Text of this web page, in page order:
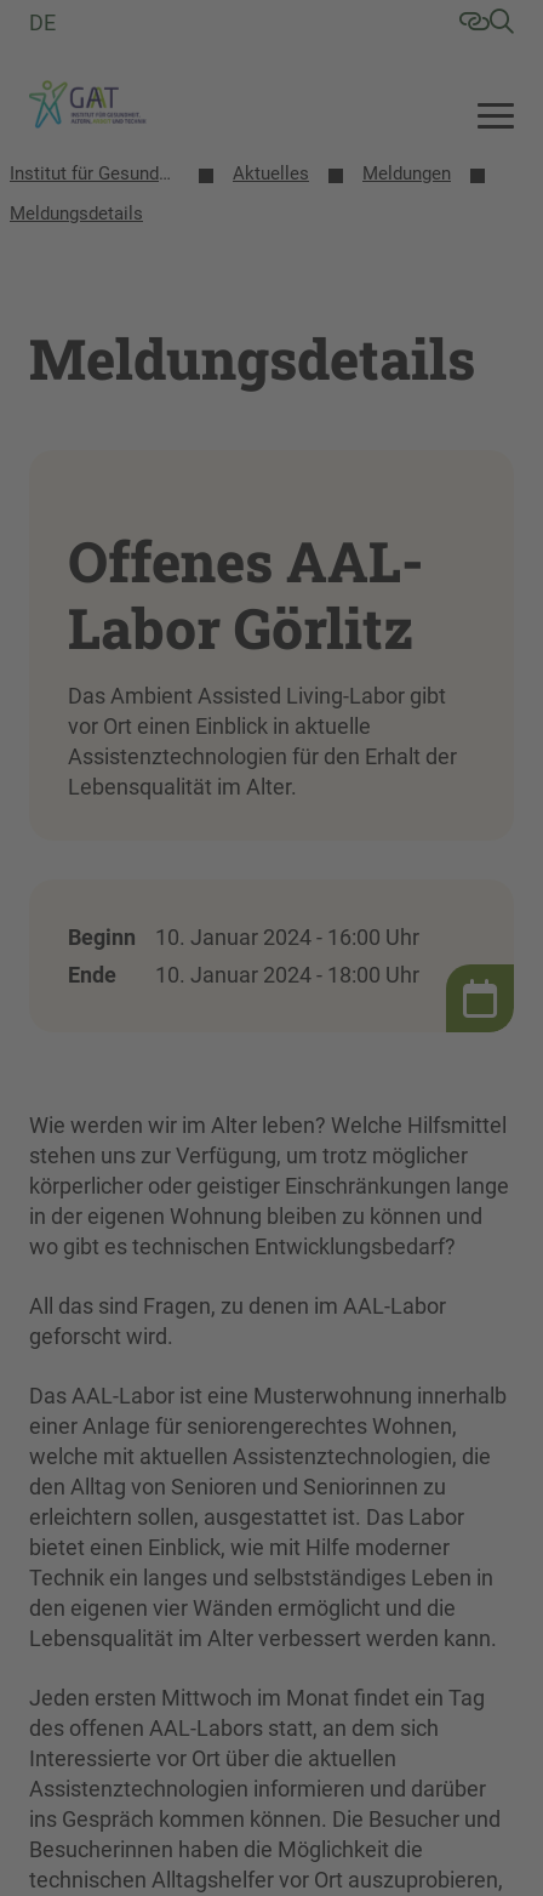
DE
Institut für Gesundheit, Altern, Arbeit und Technik (GAT) Aktuelles
Meldungen
Meldungsdetails
Meldungsdetails
Offenes AAL-
Labor Görlitz
Das Ambient Assisted Living-Labor gibt
vor Ort einen Einblick in aktuelle
Assistenztechnologien für den Erhalt der
Lebensqualität im Alter.
Beginn
10. Januar 2024 - 16:00 Uhr
Ende
10. Januar 2024 - 18:00 Uhr
Wie werden wir im Alter leben? Welche Hilfsmittel
stehen uns zur Verfügung, um trotz möglicher
körperlicher oder geistiger Einschränkungen lange
in der eigenen Wohnung bleiben zu können und
wo gibt es technischen Entwicklungsbedarf?
All das sind Fragen, zu denen im AAL-Labor
geforscht wird.
Das AAL-Labor ist eine Musterwohnung innerhalb
einer Anlage für seniorengerechtes Wohnen,
welche mit aktuellen Assistenztechnologien, die
den Alltag von Senioren und Seniorinnen zu
erleichtern sollen, ausgestattet ist. Das Labor
bietet einen Einblick, wie mit Hilfe moderner
Technik ein langes und selbstständiges Leben in
den eigenen vier Wänden ermöglicht und die
Lebensqualität im Alter verbessert werden kann.
Jeden ersten Mittwoch im Monat findet ein Tag
des offenen AAL-Labors statt, an dem sich
Interessierte vor Ort über die aktuellen
Assistenztechnologien informieren und darüber
ins Gespräch kommen können. Die Besucher und
Besucherinnen haben die Möglichkeit die
technischen Alltagshelfer vor Ort auszuprobieren,